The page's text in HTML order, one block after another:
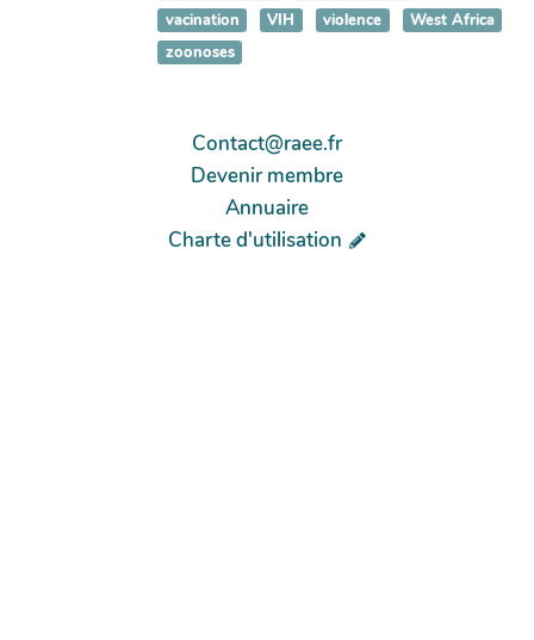
vacination
VIH violence
West Africa
zoonoses
Contact@raee.fr
Devenir membre
Annuaire
Charte d'utilisation